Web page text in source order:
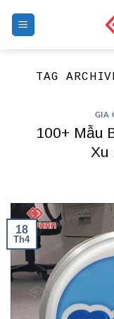
TAG
GIA
100+ Mẫu
Xu
18
Th4